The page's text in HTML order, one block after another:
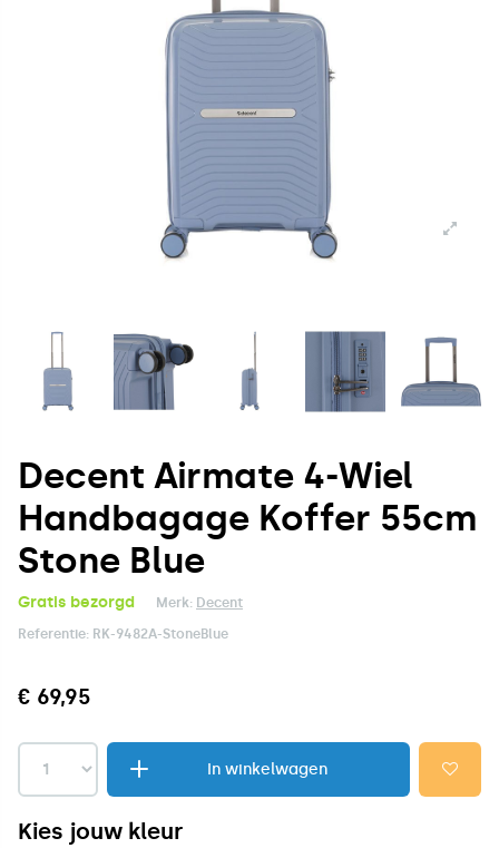
Decent Airmate 4-Wiel
Handbagage Koffer 55cm
Stone Blue
Gratis bezorgd Merk: Decent
Referentie: RK-9482A-StoneBlue
€ 69,95
In winkelwagen
Kies jouw kleur